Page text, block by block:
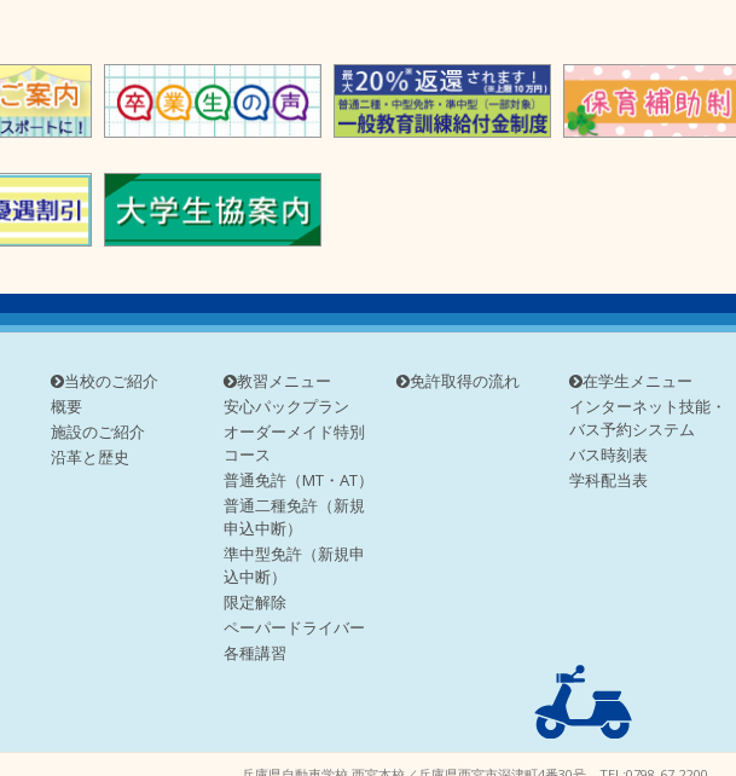
当校のご紹介
概要
施設のご紹介
沿革と歴史
教習メニュー
安心パックプラン
オーダーメイド特別
コース
普通免許（MT・AT）
普通二種免許（新規
申込中断）
準中型免許（新規申
込中断）
限定解除
ペーパードライバー
各種講習
免許取得の流れ
在学生メニュー
インターネット技能・
バス予約システム
バス時刻表
学科配当表